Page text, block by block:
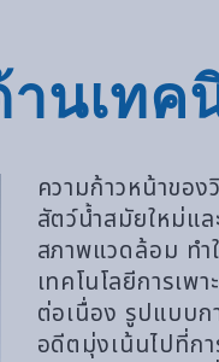
านเทค
ความก้าวหน้าของ
สัตว์น้ำสมัยใหม่แ
สภาพแวดล้อม ทำ
เทคโนโลยีการเพ
ต่อเนื่อง รูปแบบก
อดีตมุ่งเน้นไปที่ก